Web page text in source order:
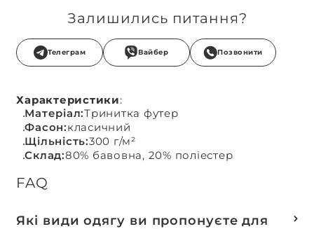
Залишились питання?
Телеграм Вайбер Позвонити
Характеристики:
Матеріал:Тринитка футер
Фасон:класичний
Щільність:300 г/м²
Склад:80% бавовна, 20% поліестер
FAQ
Які види одягу ви пропонуєте для